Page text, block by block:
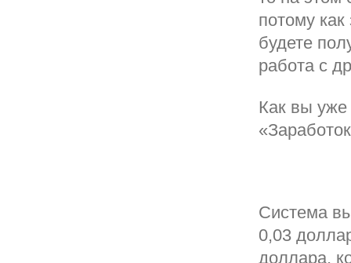
потому
будете
работа с
Как вы уже
Система
0,03
доллара,